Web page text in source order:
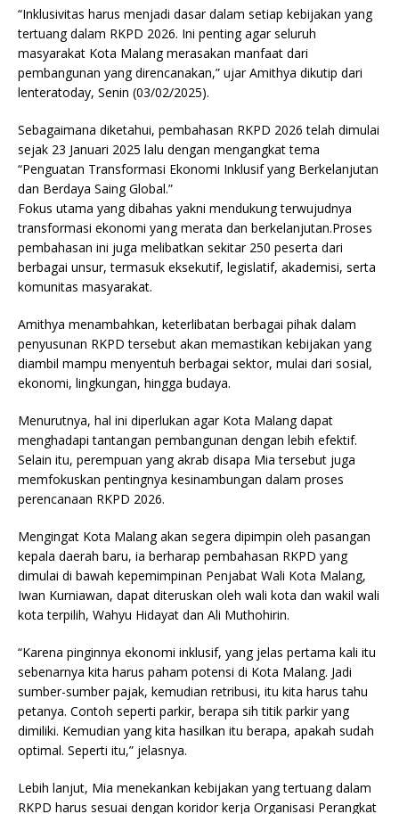
“Inklusivitas harus menjadi dasar dalam setiap kebijakan yang
tertuang dalam RKPD 2026. Ini penting agar seluruh
masyarakat Kota Malang merasakan manfaat dari
pembangunan yang direncanakan,” ujar Amithya dikutip dari
lenteratoday, Senin (03/02/2025).
Sebagaimana diketahui, pembahasan RKPD 2026 telah dimulai
sejak 23 Januari 2025 lalu dengan mengangkat tema
“Penguatan Transformasi Ekonomi Inklusif yang Berkelanjutan
dan Berdaya Saing Global.”
Fokus utama yang dibahas yakni mendukung terwujudnya
transformasi ekonomi yang merata dan berkelanjutan.Proses
pembahasan ini juga melibatkan sekitar 250 peserta dari
berbagai unsur, termasuk eksekutif, legislatif, akademisi, serta
komunitas masyarakat.
Amithya menambahkan, keterlibatan berbagai pihak dalam
penyusunan RKPD tersebut akan memastikan kebijakan yang
diambil mampu menyentuh berbagai sektor, mulai dari sosial,
ekonomi, lingkungan, hingga budaya.
Menurutnya, hal ini diperlukan agar Kota Malang dapat
menghadapi tantangan pembangunan dengan lebih efektif.
Selain itu, perempuan yang akrab disapa Mia tersebut juga
memfokuskan pentingnya kesinambungan dalam proses
perencanaan RKPD 2026.
Mengingat Kota Malang akan segera dipimpin oleh pasangan
kepala daerah baru, ia berharap pembahasan RKPD yang
dimulai di bawah kepemimpinan Penjabat Wali Kota Malang,
Iwan Kurniawan, dapat diteruskan oleh wali kota dan wakil wali
kota terpilih, Wahyu Hidayat dan Ali Muthohirin.
“Karena pinginnya ekonomi inklusif, yang jelas pertama kali itu
sebenarnya kita harus paham potensi di Kota Malang. Jadi
sumber-sumber pajak, kemudian retribusi, itu kita harus tahu
petanya. Contoh seperti parkir, berapa sih titik parkir yang
dimiliki. Kemudian yang kita hasilkan itu berapa, apakah sudah
optimal. Seperti itu,” jelasnya.
Lebih lanjut, Mia menekankan kebijakan yang tertuang dalam
RKPD harus sesuai dengan koridor kerja Organisasi Perangkat